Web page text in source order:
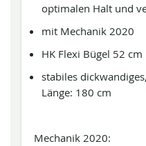
optimalen Halt und
mit Mechanik 2020
HK Flexi Bügel 52 cm
stabiles
Länge: 180 cm
Mechanik 2020: